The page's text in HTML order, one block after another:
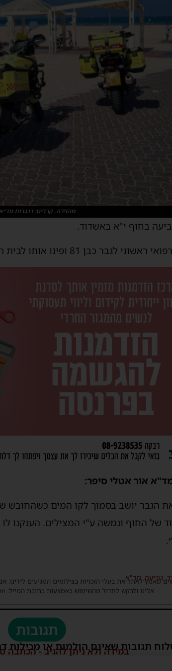
מהזירה. קרדיט: דוברות מד״א
בחוף י"א באשדוד.
אותו לבית החולים אסותא אשדוד במצב בינוני.
אור אטלי סיפר:
הגבר יושב בסמוך לקו המים כשהחובש
של החוף ונמשה ע"י המצילים. הענקנו לו
, טביעה, מד"א
מאמץ לאתר את בעלי הזכויות בצילומים המגיעים
אלינו ולבקש לחדול מהשימוש באמצעות כתובת המייל: haredim.ashdod@gmail.com
תגובות
תגובות שאינם הולמות או מכילות
במידה ולא ניתן להגיב - הכתבה